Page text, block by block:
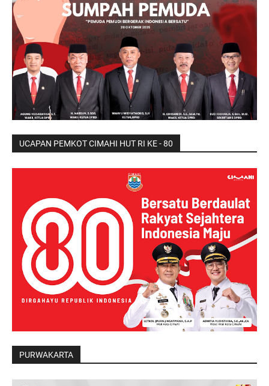
UCAPAN PEMKOT CIMAHI HUT RI KE - 80
PURWAKARTA